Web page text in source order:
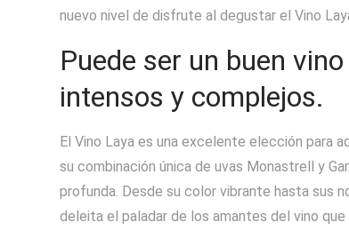
nuevo nivel de disfrute al degustar el Vino
Puede ser un buen
intensos y complejos.
El Vino Laya es una excelente elección para
su combinación única de uvas Monastrell y
profunda. Desde su color vibrante hasta sus
deleita el paladar de los amantes del vino